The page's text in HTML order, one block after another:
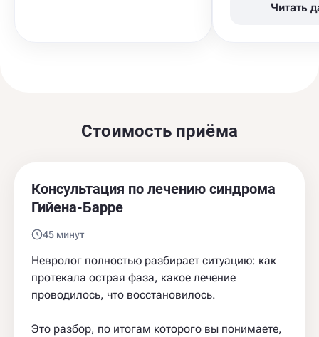
Читать
Стоимость приёма
Консультация по лечению синдрома
Гийена-Барре
45 минут
Невролог полностью разбирает ситуацию: как
протекала острая фаза, какое лечение
проводилось, что восстановилось.
Это разбор, по итогам которого вы понимаете,